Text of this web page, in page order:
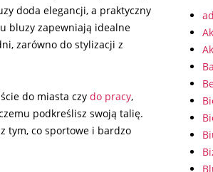
doda elegancji, a praktyczny
bluzy zapewniają idealne
zarówno do stylizacji z
do miasta czy do pracy,
podkreślisz swoją talię.
tym, co sportowe i bardzo